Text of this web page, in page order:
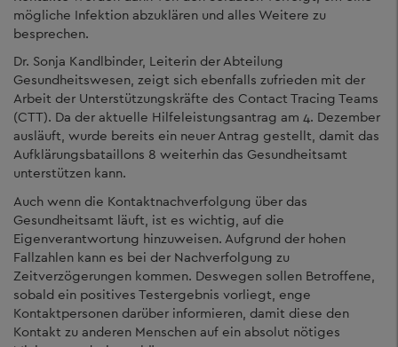
mögliche Infektion abzuklären und alles Weitere zu
besprechen.
Dr. Sonja Kandlbinder, Leiterin der Abteilung
Gesundheitswesen, zeigt sich ebenfalls zufrieden mit der
Arbeit der Unterstützungskräfte des Contact Tracing Teams
(CTT). Da der aktuelle Hilfeleistungsantrag am 4. Dezember
ausläuft, wurde bereits ein neuer Antrag gestellt, damit das
Aufklärungsbataillons 8 weiterhin das Gesundheitsamt
unterstützen kann.
Auch wenn die Kontaktnachverfolgung über das
Gesundheitsamt läuft, ist es wichtig, auf die
Eigenverantwortung hinzuweisen. Aufgrund der hohen
Fallzahlen kann es bei der Nachverfolgung zu
Zeitverzögerungen kommen. Deswegen sollen Betroffene,
sobald ein positives Testergebnis vorliegt, enge
Kontaktpersonen darüber informieren, damit diese den
Kontakt zu anderen Menschen auf ein absolut nötiges